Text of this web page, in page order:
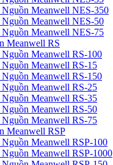
Meanwell NES-350
Meanwell NES-50
Meanwell NES-75
Meanwell RS
Meanwell RS-100
Meanwell RS-15
Meanwell RS-150
Meanwell RS-25
Meanwell RS-35
Meanwell RS-50
Meanwell RS-75
Meanwell RSP
Meanwell RSP-100
Meanwell RSP-1000